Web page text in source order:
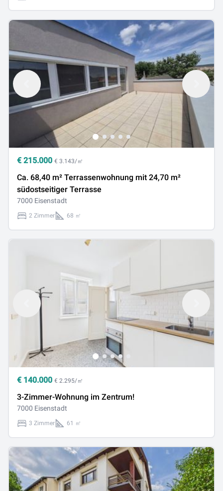
€ 215.000 € 3.143/㎡
Ca. 68,40 m² Terrassenwohnung mit 24,70 m²
südostseitiger Terrasse
7000 Eisenstadt
2 Zimmer 68 ㎡
€ 140.000 € 2.295/㎡
3-Zimmer-Wohnung im Zentrum!
7000 Eisenstadt
3 Zimmer 61 ㎡